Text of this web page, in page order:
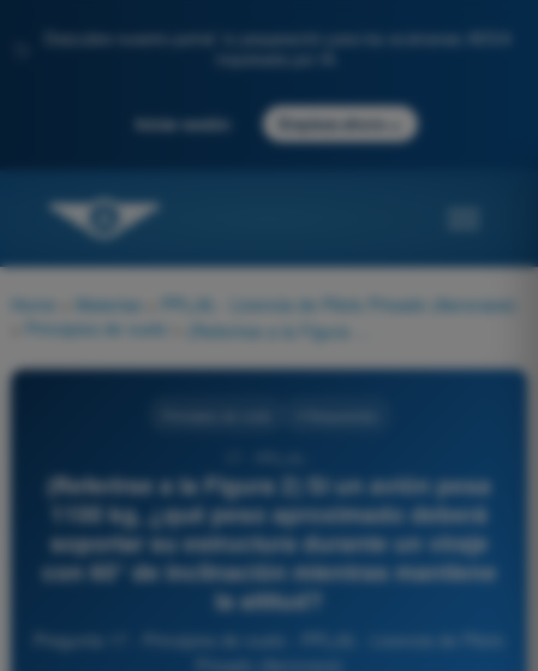
Descubre nuestro portal: tu preparación para los exámenes AESA
Iniciar sesión Empieza ahora
Home Materias
PPL(A) - Licencia de Piloto Privado (Aeronave)
Principios de vuelo
(Referirse a la Figura 2) Si un avión pesa
1100 kg, ¿qué peso aproximado deberá
soportar su estructura durante un viraje
con 60° de inclinación mientras mantiene
la altitud?
Pregunta 17 - Principios de vuelo - PPL(A) - Licencia de Piloto